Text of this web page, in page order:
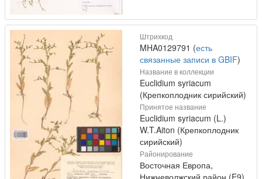
Штрихкод
MHA0129791 (есть
связанные записи в GBIF)
Название в коллекции
Euclidium syriacum
(Крепкоплодник сирийский)
Принятое название
Euclidium syriacum (L.)
W.T.Aiton (Крепкоплодник
сирийский)
Районирование
Восточная Европа,
Нижневолжский район (E9)